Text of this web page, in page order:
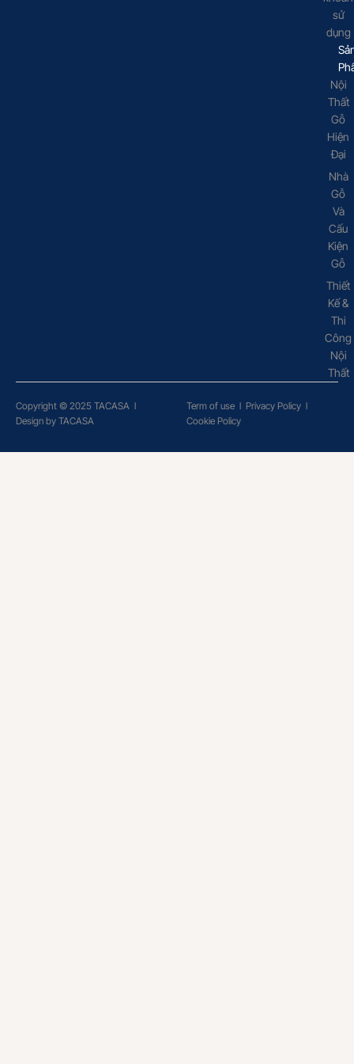
sử
dụng
Nội
Thất
Gỗ
Hiện
Đại
Nhà
Gỗ
Và
Cấu
Kiện
Gỗ
Thiết
Kế &
Thi
Công
Nội
Thất
Copyright © 2025 TACASA l
Design by TACASA
Term of use l Privacy Policy l
Cookie Policy